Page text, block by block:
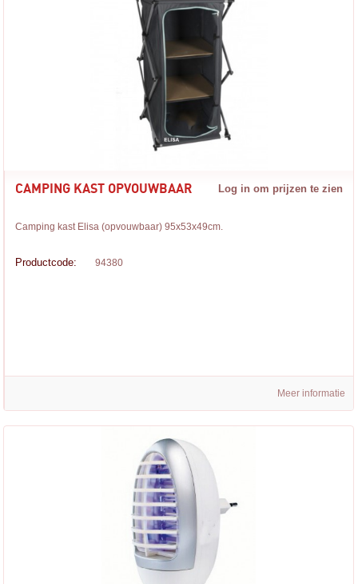
CAMPING KAST OPVOUWBAAR Log in om prijzen te zien
Camping kast Elisa (opvouwbaar) 95x53x49cm.
Productcode: 94380
Meer informatie